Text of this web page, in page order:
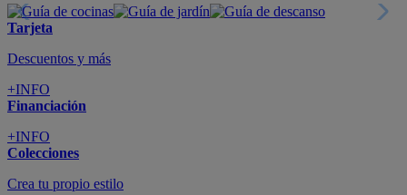
Tarjeta
Descuentos y más
+INFO
Financiación
+INFO
Colecciones
Crea tu propio estilo